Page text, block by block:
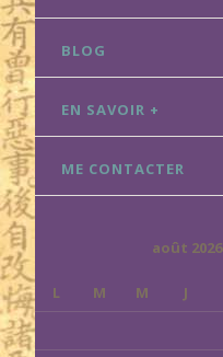
BLOG
EN SAVOIR +
ME CONTACTER
août 2026
L M M J